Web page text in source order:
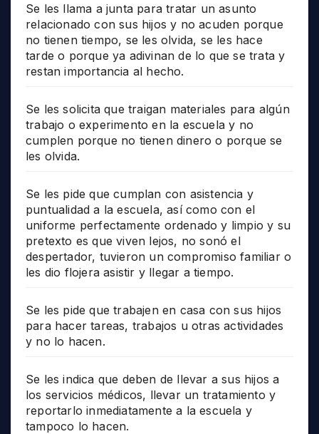
Se les llama a junta para tratar un asunto
relacionado con sus hijos y no acuden porque
no tienen tiempo, se les olvida, se les hace
tarde o porque ya adivinan de lo que se trata y
restan importancia al hecho.
Se les solicita que traigan materiales para algún
trabajo o experimento en la escuela y no
cumplen porque no tienen dinero o porque se
les olvida.
Se les pide que cumplan con asistencia y
puntualidad a la escuela, así como con el
uniforme perfectamente ordenado y limpio y su
pretexto es que viven lejos, no sonó el
despertador, tuvieron un compromiso familiar o
les dio flojera asistir y llegar a tiempo.
Se les pide que trabajen en casa con sus hijos
para hacer tareas, trabajos u otras actividades
y no lo hacen.
Se les indica que deben de llevar a sus hijos a
los servicios médicos, llevar un tratamiento y
reportarlo inmediatamente a la escuela y
tampoco lo hacen.